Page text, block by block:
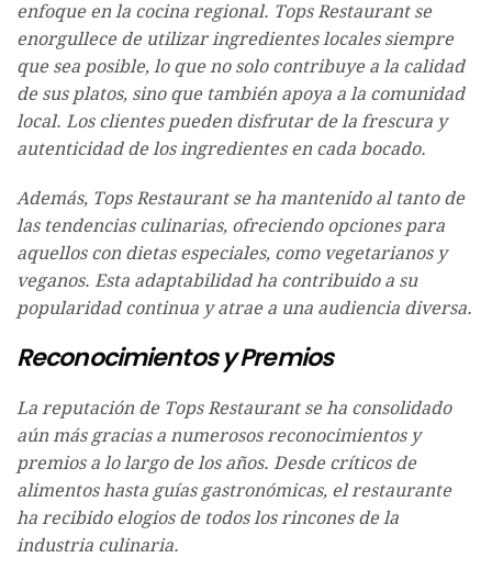
enfoque en la cocina regional. Tops Restaurant se
enorgullece de utilizar ingredientes locales siempre
que sea posible, lo que no solo contribuye a la calidad
de sus platos, sino que también apoya a la comunidad
local. Los clientes pueden disfrutar de la frescura y
autenticidad de los ingredientes en cada bocado.
Además, Tops Restaurant se ha mantenido al tanto de
las tendencias culinarias, ofreciendo opciones para
aquellos con dietas especiales, como vegetarianos y
veganos. Esta adaptabilidad ha contribuido a su
popularidad continua y atrae a una audiencia diversa.
Reconocimientos y Premios
La reputación de Tops Restaurant se ha consolidado
aún más gracias a numerosos reconocimientos y
premios a lo largo de los años. Desde críticos de
alimentos hasta guías gastronómicas, el restaurante
ha recibido elogios de todos los rincones de la
industria culinaria.